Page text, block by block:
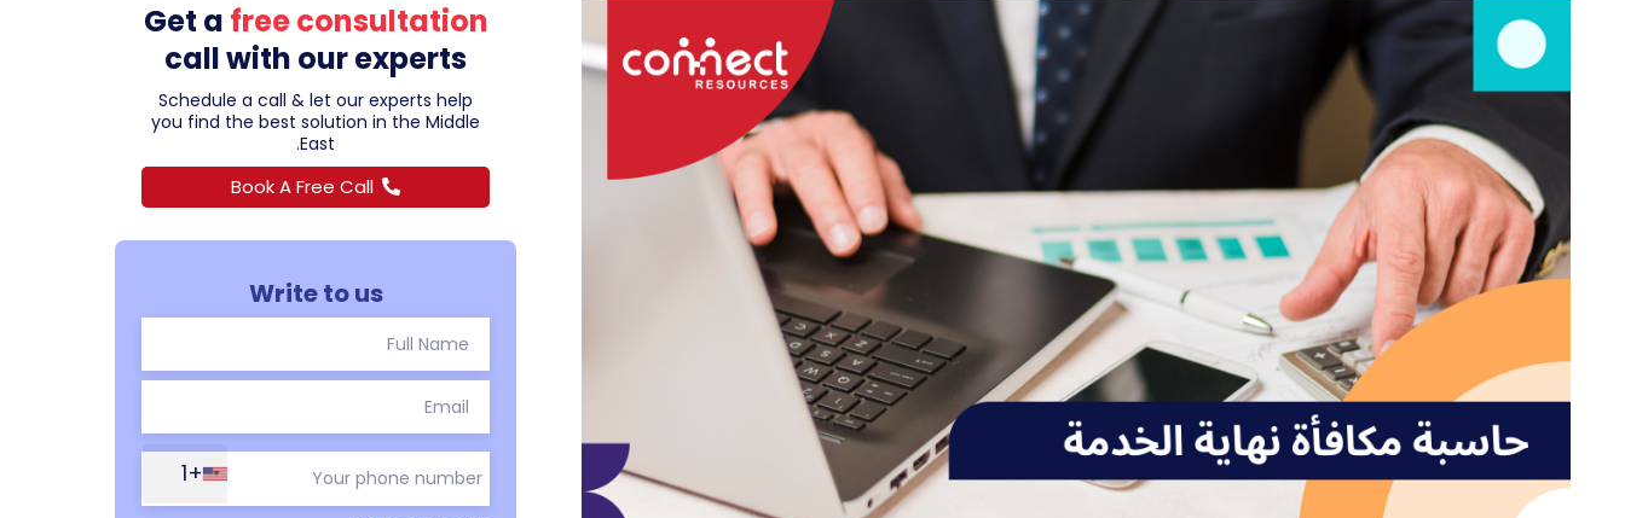
Get a free consultation
call with our experts
Schedule a call & let our experts help
you find the best solution in the Middle
East.
Book A Free Call
Write to us
+1